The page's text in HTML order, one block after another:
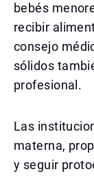
bebés
recibir
consejo
sólidos
profesional.
Las
materna,
y seguir